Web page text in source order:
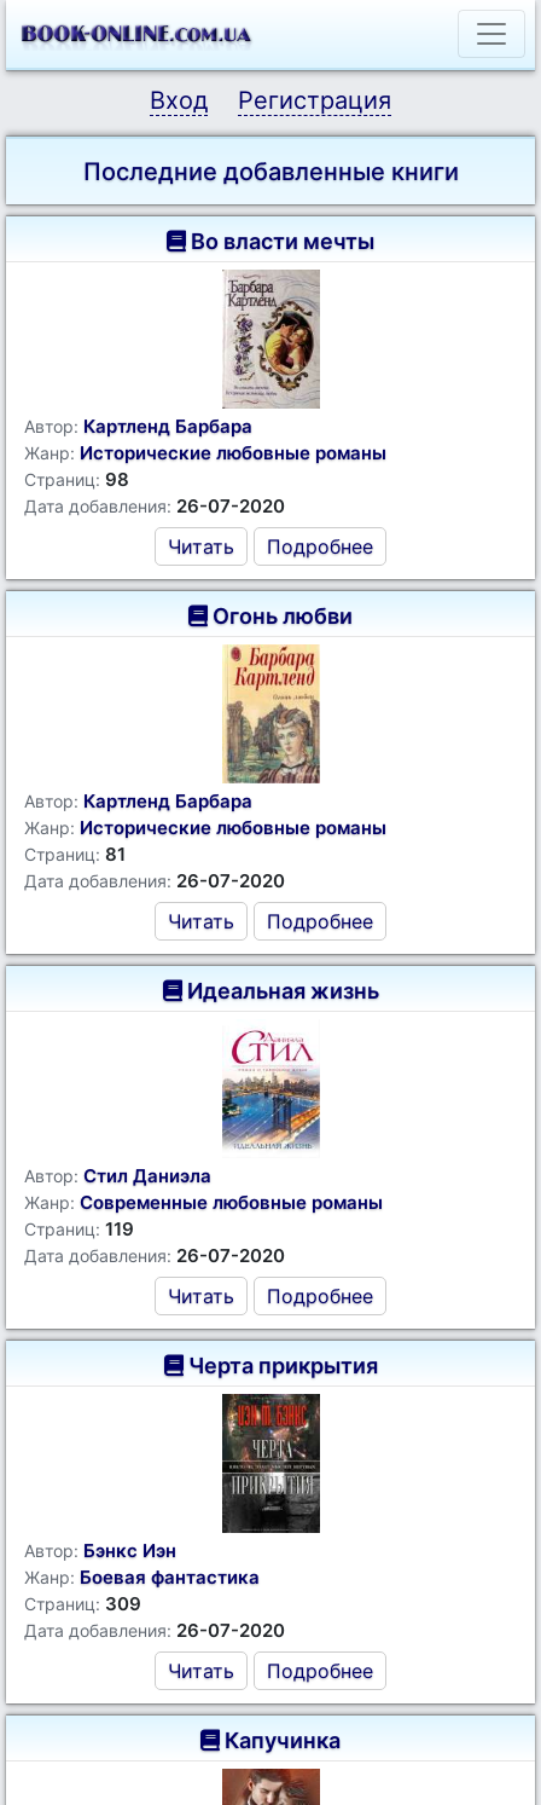
Вход Регистрация
Последние добавленные книги
Во власти мечты
Автор: Картленд Барбара
Жанр: Исторические любовные романы
Страниц: 98
Дата добавления: 26-07-2020
Читать Подробнее
Огонь любви
Автор: Картленд Барбара
Жанр: Исторические любовные романы
Страниц: 81
Дата добавления: 26-07-2020
Читать Подробнее
Идеальная жизнь
Автор: Стил Даниэла
Жанр: Современные любовные романы
Страниц: 119
Дата добавления: 26-07-2020
Читать Подробнее
Черта прикрытия
Автор: Бэнкс Иэн
Жанр: Боевая фантастика
Страниц: 309
Дата добавления: 26-07-2020
Читать Подробнее
Капучинка